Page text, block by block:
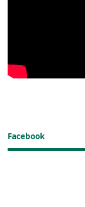
Facebook